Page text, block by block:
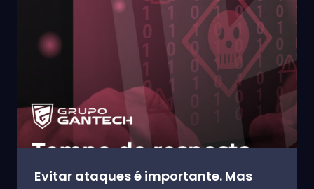
Evitar ataques é importante. Mas